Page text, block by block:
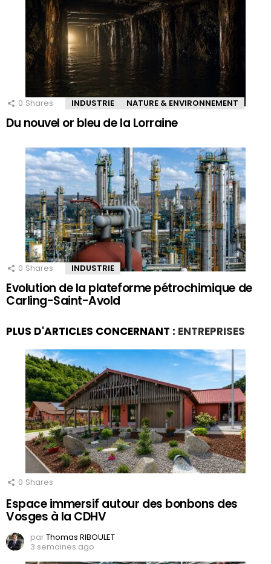
0 Shares INDUSTRIE NATURE & ENVIRONNEMENT
Du nouvel or bleu de la Lorraine
0 Shares INDUSTRIE
Evolution de la plateforme pétrochimique de
Carling-Saint-Avold
PLUS D'ARTICLES CONCERNANT : ENTREPRISES
0 Shares
Espace immersif autour des bonbons des
Vosges à la CDHV
parThomas RIBOULET
3 semaines ago